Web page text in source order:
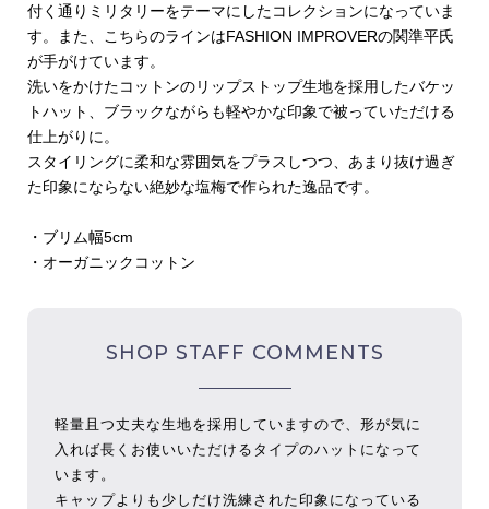
付く通りミリタリーをテーマにしたコレクションになっていま
す。また、こちらのラインはFASHION IMPROVERの関準平氏
が手がけています。
洗いをかけたコットンのリップストップ生地を採用したバケッ
トハット、ブラックながらも軽やかな印象で被っていただける
仕上がりに。
スタイリングに柔和な雰囲気をプラスしつつ、あまり抜け過ぎ
た印象にならない絶妙な塩梅で作られた逸品です。
・ブリム幅5cm
・オーガニックコットン
SHOP STAFF COMMENTS
軽量且つ丈夫な生地を採用していますので、形が気に
入れば長くお使いいただけるタイプのハットになって
います。
キャップよりも少しだけ洗練された印象になっている